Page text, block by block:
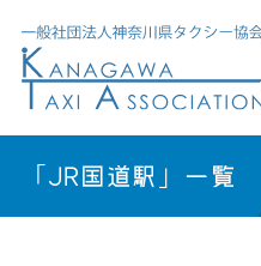
「JR国道駅」一覧